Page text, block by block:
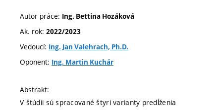
Autor práce: Ing. Bettina Hozáková
Ak. rok: 2022/2023
Vedoucí: Ing. Jan Valehrach, Ph.D.
Oponent: Ing. Martin Kuchár
Abstrakt:
V štúdii sú spracované štyri varianty predĺženia